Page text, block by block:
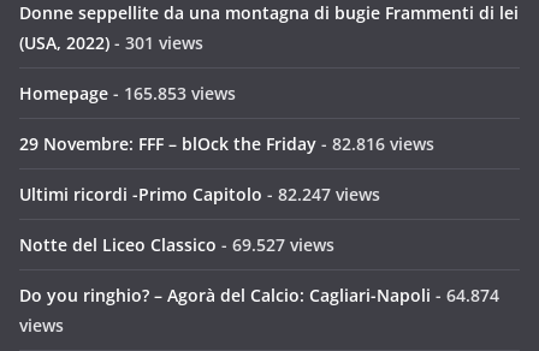
Donne seppellite da una montagna di bugie Frammenti di lei
(USA, 2022) - 301 views
Homepage - 165.853 views
29 Novembre: FFF – blOck the Friday - 82.816 views
Ultimi ricordi -Primo Capitolo - 82.247 views
Notte del Liceo Classico - 69.527 views
Do you ringhio? – Agorà del Calcio: Cagliari-Napoli - 64.874
views